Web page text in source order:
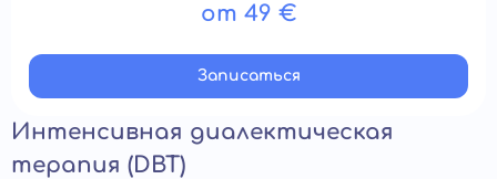
от 49 €
Записатьcя
Интенсивная диалектическая
терапия (DBT)